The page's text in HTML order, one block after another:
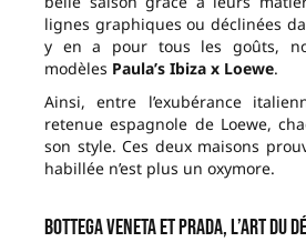
lignes graphiques ou déclinées
y en a pour tous les goûts,
modèles Paula’s Ibiza x Loewe.
Ainsi, entre l’exubérance
retenue espagnole de Loewe,
son style. Ces deux maisons
habillée n’est plus un oxymore.
Bottega Veneta et Prada, l’art du